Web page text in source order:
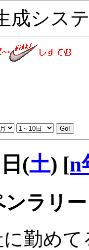
成シス
(土) [n
ラリー
勤め